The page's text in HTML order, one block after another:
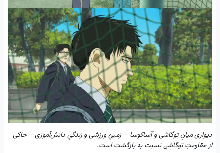
دیواری میانِ توگاشی و آساکوسا – زمینِ ورزشی و زندگیِ دانش‌آموزی – حاکی
از مقاومتِ توگاشی نسبت به بازگشت است.